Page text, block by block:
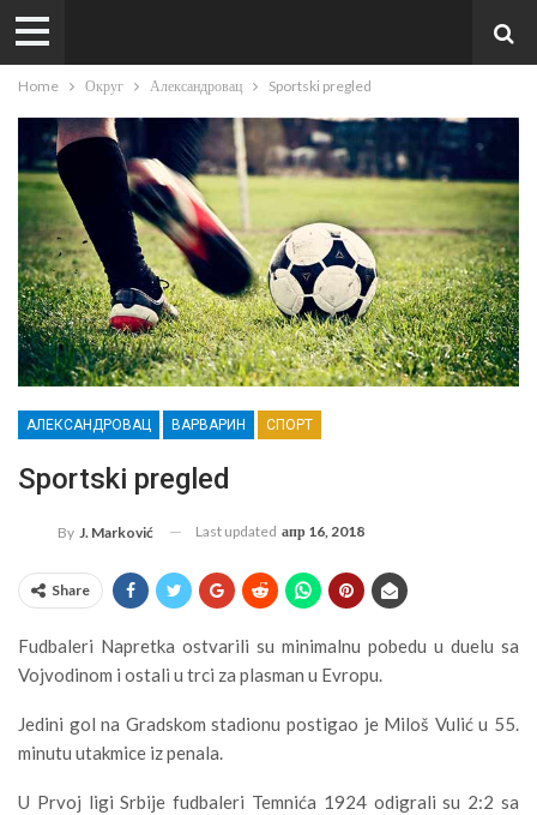
Home Округ Александровац Sportski pregled
АЛЕКСАНДРОВАЦ ВАРВАРИН СПОРТ
Sportski pregled
By J. Marković Last updated апр 16, 2018
Share
Fudbaleri Napretka ostvarili su minimalnu pobedu u duelu sa
Vojvodinom i ostali u trci za plasman u Evropu.
Jedini gol na Gradskom stadionu postigao je Miloš Vulić u 55.
minutu utakmice iz penala.
U Prvoj ligi Srbije fudbaleri Temnića 1924 odigrali su 2:2 sa